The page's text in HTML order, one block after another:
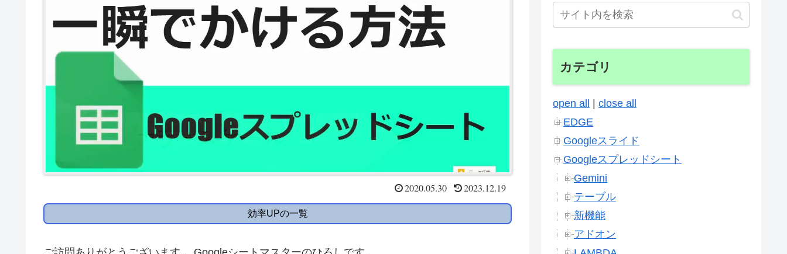
2020.05.30 2023.12.19
効率UPの一覧
カテゴリ
open all
close all
EDGE
Googleスライド
Googleスプレッドシート
Gemini
テーブル
新機能
アドオン